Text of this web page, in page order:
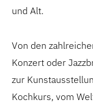
und Alt.
Von den
Konzert oder
zur
Kochkurs, vom